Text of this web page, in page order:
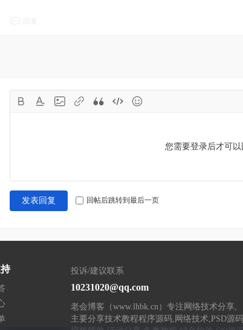
您需要登录后才可以
发表回复 回帖后跳转到最后一页
投诉/建议联系
10231020@qq.com
老会博客（www.lhbk.cn）专注网络技术分享,
主要分享技术教程程序源码,网络技术,PSD源